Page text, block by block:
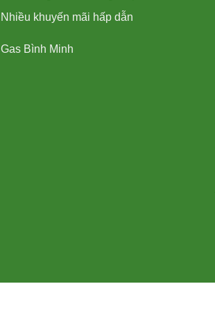
Nhiều khuyến mãi hấp dẫn
Gas Bình Minh